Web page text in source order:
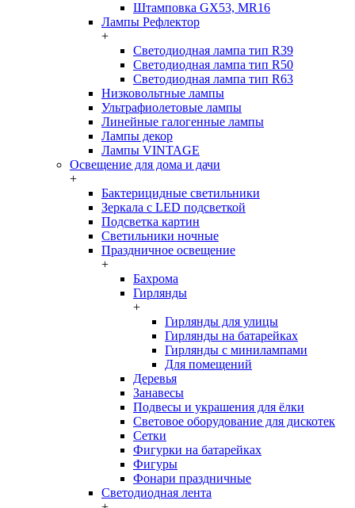
Штамповка GX53, MR16
Лампы Рефлектор
+
Светодиодная лампа тип R39
Светодиодная лампа тип R50
Светодиодная лампа тип R63
Низковольтные лампы
Ультрафиолетовые лампы
Линейные галогенные лампы
Лампы декор
Лампы VINTAGE
Освещение для дома и дачи
+
Бактерицидные светильники
Зеркала с LED подсветкой
Подсветка картин
Светильники ночные
Праздничное освещение
+
Бахрома
Гирлянды
+
Гирлянды для улицы
Гирлянды на батарейках
Гирлянды с минилампами
Для помещений
Деревья
Занавесы
Подвесы и украшения для ёлки
Световое оборудование для дискотек
Сетки
Фигурки на батарейках
Фигуры
Фонари праздничные
Светодиодная лента